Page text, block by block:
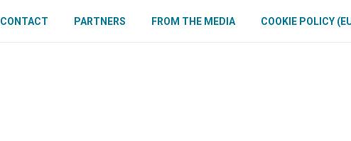
CONTACT PARTNERS FROM THE MEDIA COOKIE POLICY